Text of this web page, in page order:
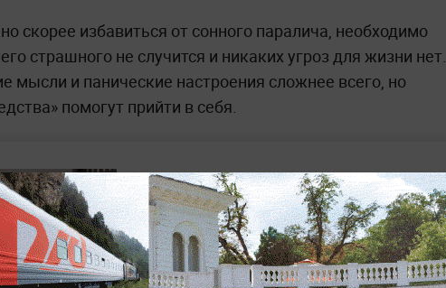
скорее избавиться от сонного паралича, необходимо
страшного не случится и никаких угроз для жизни нет.
мысли и панические настроения сложнее всего, но
помогут прийти в себя.
В Индии компания уволила
работников, которые
пожаловались на сильный
стресс